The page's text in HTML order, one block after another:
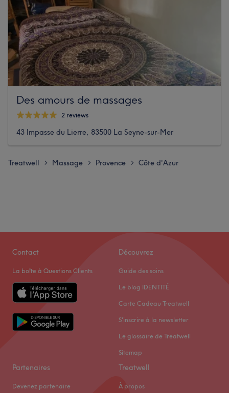
Des amours de massages
2 reviews
43 Impasse du Lierre, 83500 La Seyne-sur-Mer
Treatwell > Massage > Provence > Côte d'Azur
Contact
La boîte à Questions Clients
Découvrez
Guide des soins
Le blog IDENTITÉ
Carte Cadeau Treatwell
S'inscrire à la newsletter
Le glossaire de Treatwell
Sitemap
Partenaires
Devenez partenaire
Treatwell
À propos